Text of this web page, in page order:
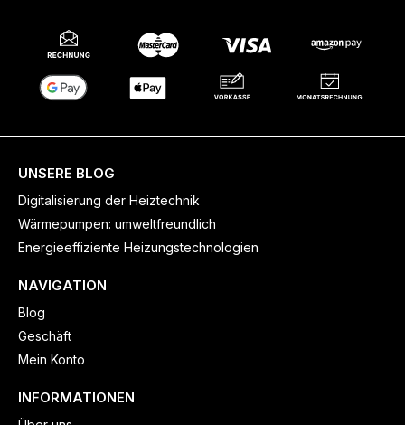
UNSERE BLOG
Digitalisierung der Heiztechnik
Wärmepumpen: umweltfreundlich
Energieeffiziente Heizungstechnologien
NAVIGATION
Blog
Geschäft
Mein Konto
INFORMATIONEN